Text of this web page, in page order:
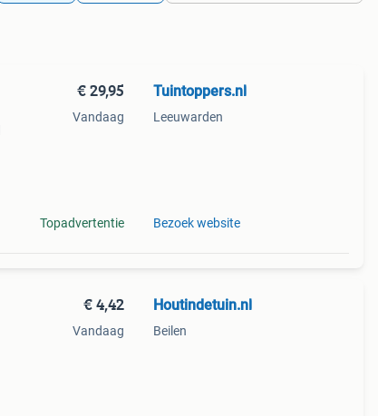
€ 29,95
Vandaag
Topadvertentie
Tuintoppers.nl
Leeuwarden
Bezoek website
€ 4,42
Vandaag
Houtindetuin.nl
Beilen